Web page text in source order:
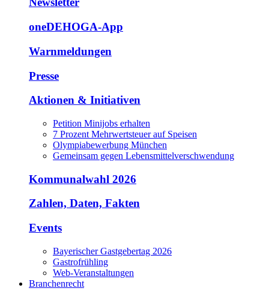
oneDEHOGA-App
Warnmeldungen
Presse
Aktionen & Initiativen
Petition Minijobs erhalten
7 Prozent Mehrwertsteuer auf Speisen
Olympiabewerbung München
Gemeinsam gegen Lebensmittelverschwendung
Kommunalwahl 2026
Zahlen, Daten, Fakten
Events
Bayerischer Gastgebertag 2026
Gastrofrühling
Web-Veranstaltungen
Branchenrecht